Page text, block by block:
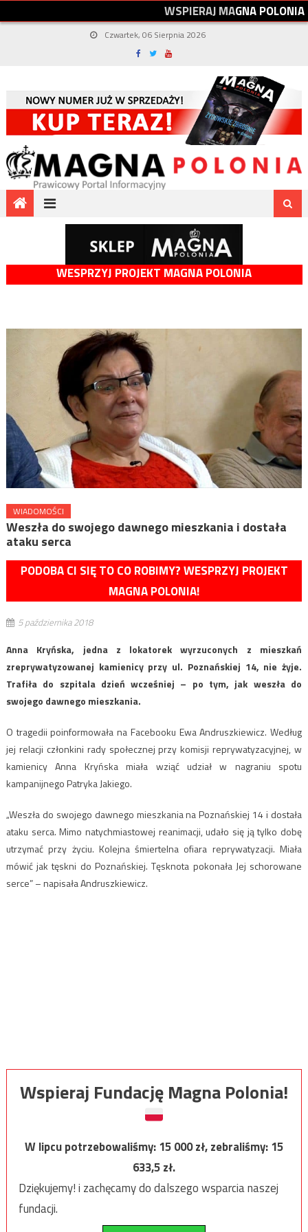
WSPIERAJMAGNAPOLONIA
Czwartek, 06 Sierpnia 2026
WESPRZYJ PROJEKT MAGNA POLONIA
WIADOMOŚCI
Weszła do swojego dawnego mieszkania i dostała
ataku serca
PODOBA CI SIĘ TO CO ROBIMY? WESPRZYJ PROJEKT
MAGNA POLONIA!
5 października 2018
Anna Kryńska, jedna z lokatorek wyrzuconych z mieszkań
zreprywatyzowanej kamienicy przy ul. Poznańskiej 14, nie żyje.
Trafiła do szpitala dzień wcześniej – po tym, jak weszła do
swojego dawnego mieszkania.
O tragedii poinformowała na Facebooku Ewa Andruszkiewicz. Według
jej relacji członkini rady społecznej przy komisji reprywatyzacyjnej, w
kamienicy Anna Kryńska miała wziąć udział w nagraniu spotu
kampanijnego Patryka Jakiego.
„Weszła do swojego dawnego mieszkania na Poznańskiej 14 i dostała
ataku serca. Mimo natychmiastowej reanimacji, udało się ją tylko dobę
utrzymać przy życiu. Kolejna śmiertelna ofiara reprywatyzacji. Miała
mówić jak tęskni do Poznańskiej. Tęsknota pokonała Jej schorowane
serce” – napisała Andruszkiewicz.
Wspieraj Fundację Magna Polonia!
W lipcu potrzebowaliśmy:15 000zł, zebraliśmy:15
633,5zł.
Dziękujemy! i zachęcamy do dalszego wsparcia naszej
fundacji.